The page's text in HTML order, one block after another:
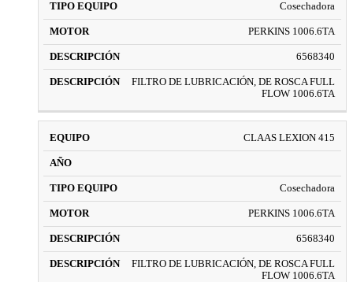
Cosechadora
PERKINS 1006.6TA
6568340
FILTRO DE LUBRICACIÓN, DE ROSCA FULL
FLOW 1006.6TA
CLAAS LEXION 415
Cosechadora
PERKINS 1006.6TA
6568340
FILTRO DE LUBRICACIÓN, DE ROSCA FULL
FLOW 1006.6TA